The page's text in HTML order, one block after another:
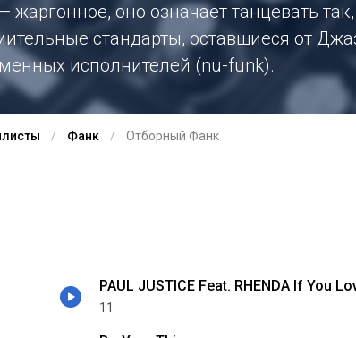
жаргонное, оно означает танцевать
стандарты, оставшиеся от
исполнителей (nu-funk).
Фанк Отборный Фанк
PAUL JUSTICE Feat. RHENDA If You
11